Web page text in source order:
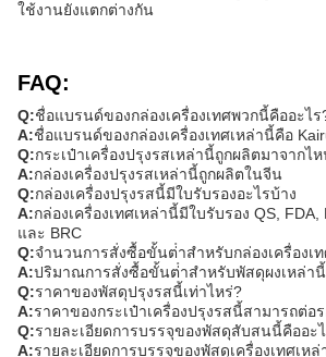
ใช้งานยังแตกต่างกัน
FAQ:
Q:ชื่อแบรนด์ของกล่องเครื่องเทศพวกนี้คืออะไร
A:ชื่อแบรนด์ของกล่องเครื่องเทศเหล่านี้คือ
Q:กระเป๋าเครื่องปรุงรสเหล่านี้ถูกผลิตมาจากไ
A:กล่องเครื่องปรุงรสเหล่านี้ถูกผลิตในจีน
Q:กล่องเครื่องปรุงรสนี้มีใบรับรองอะไรบ้าง
A:กล่องเครื่องเทศเหล่านี้มีใบรับรอง QS, FDA,
และ BRC
Q:จํานวนการสั่งซื้อขั้นต่ําสําหรับกล่องเครื่องเ
A:ปริมาณการสั่งซื้อขั้นต่ําสําหรับพัสดุผงเหล่านี้
Q:ราคาของพัสดุปรุงรสนี้เท่าไหร่?
A:ราคาของกระเป๋าเครื่องปรุงรสนี้สามารถต่อร
Q:รายละเอียดการบรรจุของพัสดุสับสนนี้คืออะ
A:รายละเอียดการบรรจุของพัสดุเครื่องเทศเห